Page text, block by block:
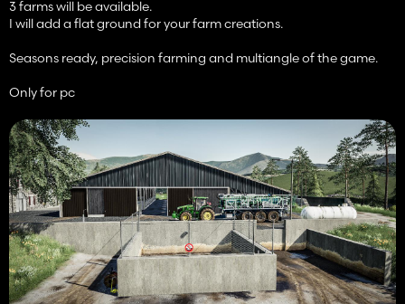
3 farms will be available.
I will add a flat ground for your farm creations.
Seasons ready, precision farming and multiangle of the game.
Only for pc